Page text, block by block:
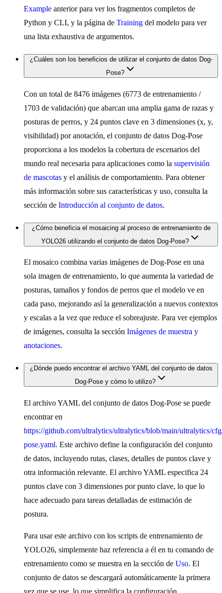
Example anterior para ver los fragmentos completos de
Python y CLI, y la página de Training del modelo para ver
una lista exhaustiva de argumentos.
¿Cuáles son los beneficios de utilizar el conjunto de datos Dog-
Pose?
Con un total de 8476 imágenes (6773 de entrenamiento /
1703 de validación) que abarcan una amplia gama de razas y
posturas de perros, y 24 puntos clave en 3 dimensiones (x, y,
visibilidad) por anotación, el conjunto de datos Dog-Pose
proporciona a los modelos la cobertura de escenarios del
mundo real necesaria para aplicaciones como la supervisión
de mascotas y el análisis de comportamiento. Para obtener
más información sobre sus características y uso, consulta la
sección de Introducción al conjunto de datos.
¿Cómo beneficia el mosaicing al proceso de entrenamiento de
YOLO26 utilizando el conjunto de datos Dog-Pose?
El mosaico combina varias imágenes de Dog-Pose en una
sola imagen de entrenamiento, lo que aumenta la variedad de
posturas, tamaños y fondos de perros que el modelo ve en
cada paso, mejorando así la generalización a nuevos contextos
y escalas a la vez que reduce el sobreajuste. Para ver ejemplos
de imágenes, consulta la sección Imágenes de muestra y
anotaciones.
¿Dónde puedo encontrar el archivo YAML del conjunto de datos
Dog-Pose y cómo lo utilizo?
El archivo YAML del conjunto de datos Dog-Pose se puede
encontrar en
https://github.com/ultralytics/ultralytics/blob/main/ultralytics/
pose.yaml. Este archivo define la configuración del conjunto
de datos, incluyendo rutas, clases, detalles de puntos clave y
otra información relevante. El archivo YAML especifica 24
puntos clave con 3 dimensiones por punto clave, lo que lo
hace adecuado para tareas detalladas de estimación de
postura.
Para usar este archivo con los scripts de entrenamiento de
YOLO26, simplemente haz referencia a él en tu comando de
entrenamiento como se muestra en la sección de Uso. El
conjunto de datos se descargará automáticamente la primera
vez que se use, lo que simplifica la configuración.